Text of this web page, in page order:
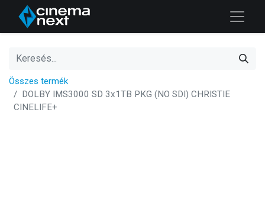
Összes termék
DOLBY IMS3000 SD 3x1TB PKG (NO SDI) CHRISTIE
CINELIFE+